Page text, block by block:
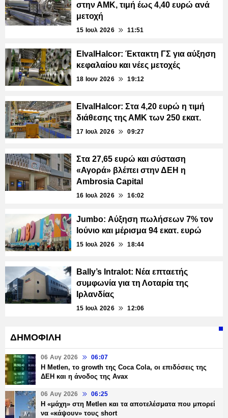
στην ΑΜΚ, τιμή έως 4,40 ευρώ ανά
μετοχή
15 Ιουλ 2026 11:51
ElvalHalcor: Έκτακτη ΓΣ για αύξηση
κεφαλαίου και νέες μετοχές
18 Ιουν 2026 19:12
ElvalHalcor: Στα 4,20 ευρώ η τιμή
διάθεσης της ΑΜΚ των 250 εκατ.
17 Ιουλ 2026 09:27
Στα 27,65 ευρώ και σύσταση
«Αγορά» βλέπει στην ΔΕΗ η
Ambrosia Capital
16 Ιουλ 2026 16:02
Jumbo: Αύξηση πωλήσεων 7% τον
Ιούνιο και μέρισμα 94 εκατ. ευρώ
15 Ιουλ 2026 18:44
Bally’s Intralot: Νέα επταετής
συμφωνία για τη Λοταρία της
Ιρλανδίας
15 Ιουλ 2026 12:06
ΔΗΜΟΦΙΛΗ
06 Αυγ 2026 06:07
H Metlen, το growth της Coca Cola, οι επιδόσεις της
ΔΕΗ και η άνοδος της Avax
06 Αυγ 2026 06:25
H «μάχη» στη Metlen και τα αποτελέσματα που μπορεί
να «κάψουν» τους short